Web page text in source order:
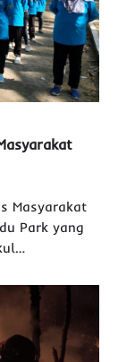
Masyarakat
Park yang